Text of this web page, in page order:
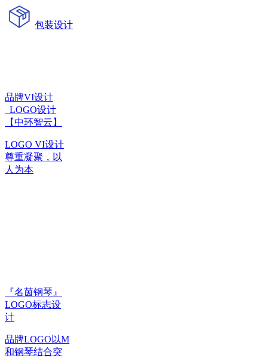
包装设计
品牌VI设计
_LOGO设计
【中环智云】
LOGO VI设计
尊重凝聚，以
人为本
『名茵钢琴』
LOGO标志设
计
品牌LOGO以M
和钢琴结合突